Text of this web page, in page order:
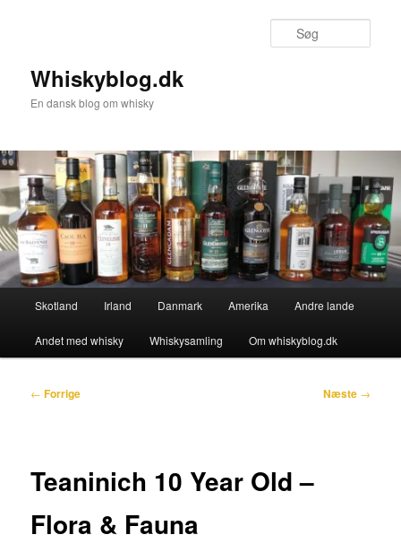
Whiskyblog.dk
En dansk blog om whisky
Skotland Irland Danmark Amerika Andre lande
Andet med whisky Whiskysamling Om whiskyblog.dk
Indlægsnavigation
← Forrige Næste →
Teaninich 10 Year Old –
Flora & Fauna